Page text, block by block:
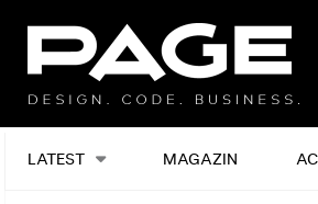
LATEST MAGAZIN